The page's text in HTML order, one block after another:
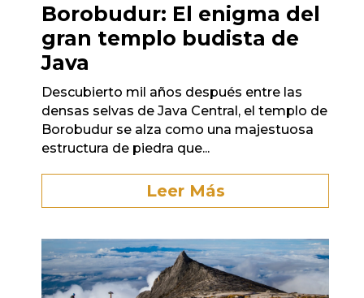
Borobudur: El enigma del
gran templo budista de
Java
Descubierto mil años después entre las
densas selvas de Java Central, el templo de
Borobudur se alza como una majestuosa
estructura de piedra que...
Leer Más